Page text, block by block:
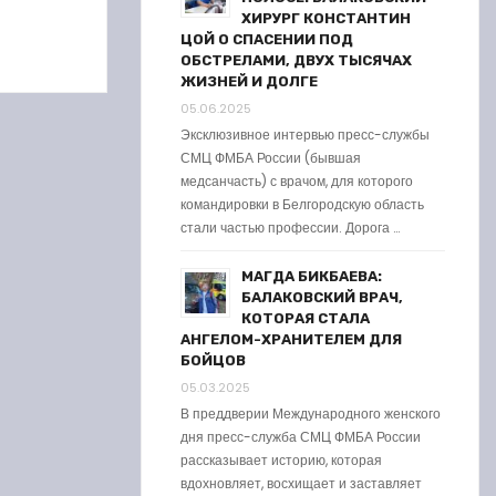
ХИРУРГ КОНСТАНТИН
ЦОЙ О СПАСЕНИИ ПОД
ОБСТРЕЛАМИ, ДВУХ ТЫСЯЧАХ
ЖИЗНЕЙ И ДОЛГЕ
05.06.2025
Эксклюзивное интервью пресс-службы
СМЦ ФМБА России (бывшая
медсанчасть) с врачом, для которого
командировки в Белгородскую область
стали частью профессии. Дорога …
МАГДА БИКБАЕВА:
БАЛАКОВСКИЙ ВРАЧ,
КОТОРАЯ СТАЛА
АНГЕЛОМ-ХРАНИТЕЛЕМ ДЛЯ
БОЙЦОВ
05.03.2025
В преддверии Международного женского
дня пресс-служба СМЦ ФМБА России
рассказывает историю, которая
вдохновляет, восхищает и заставляет